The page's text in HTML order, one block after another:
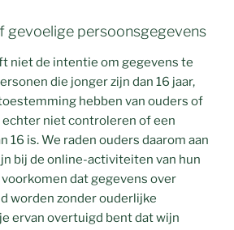
gevoelige persoonsgegevens
niet de intentie om gegevens te
die jonger zijn dan 16 jaar,
hebben van ouders of
echter niet controleren of een
16 is. We raden ouders daarom aan
bij de online-activiteiten van hun
dat gegevens over
worden zonder ouderlijke
ervan overtuigd bent dat wijn